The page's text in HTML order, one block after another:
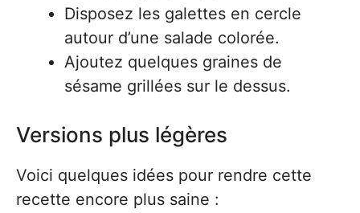
Disposez les galettes en cercle
autour d’une salade colorée.
Ajoutez quelques graines de
sésame grillées sur le dessus.
Versions plus légères
Voici quelques idées pour rendre cette
recette encore plus saine :